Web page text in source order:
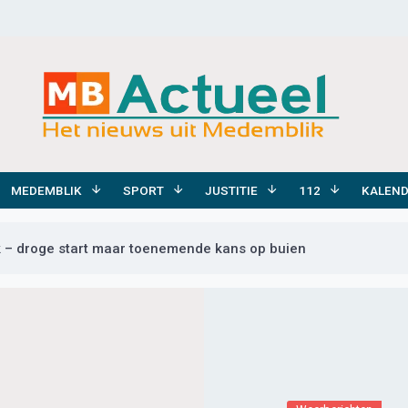
MEDEMBLIK SPORT JUSTITIE 112
droge start maar toenemende kans op buien